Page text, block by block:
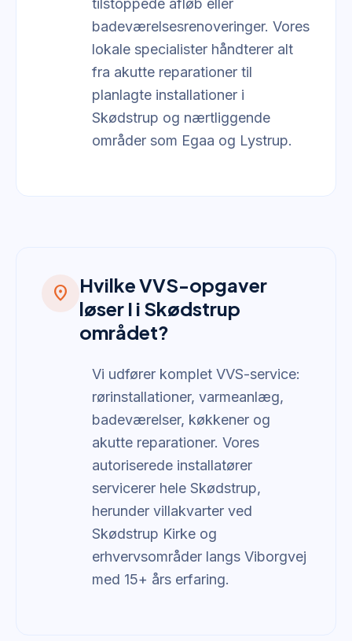
tilstoppede afløb eller
badeværelsesrenoveringer. Vores
lokale specialister håndterer alt
fra akutte reparationer til
planlagte installationer i
Skødstrup og nærtliggende
områder som Egaa og Lystrup.
location_on
Hvilke VVS-opgaver
løser I i Skødstrup
området?
Vi udfører komplet VVS-service:
rørinstallationer, varmeanlæg,
badeværelser, køkkener og
akutte reparationer. Vores
autoriserede installatører
servicerer hele Skødstrup,
herunder villakvarter ved
Skødstrup Kirke og
erhvervsområder langs Viborgvej
med 15+ års erfaring.